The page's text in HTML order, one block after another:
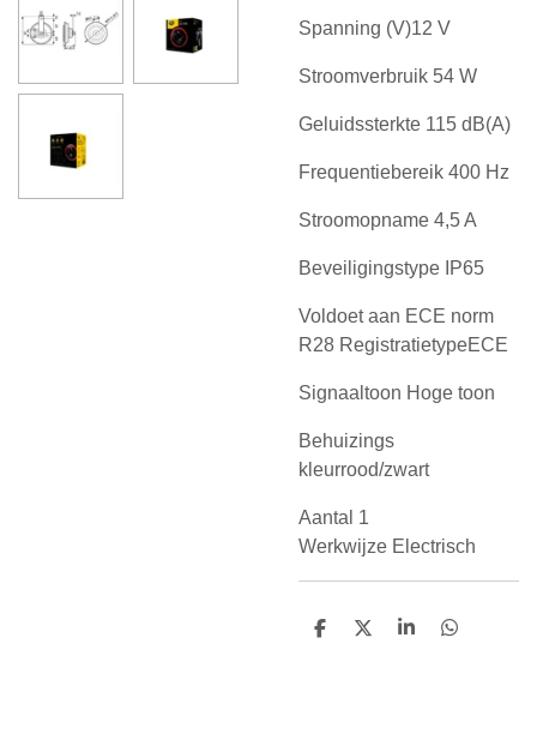
Spanning (V)12 V
Stroomverbruik 54 W
Geluidssterkte 115 dB(A)
Frequentiebereik 400 Hz
Stroomopname 4,5 A
Beveiligingstype IP65
Voldoet aan ECE norm
R28 RegistratietypeECE
Signaaltoon Hoge toon
Behuizings
kleurrood/zwart
Aantal 1
Werkwijze Electrisch
D
D
S
D